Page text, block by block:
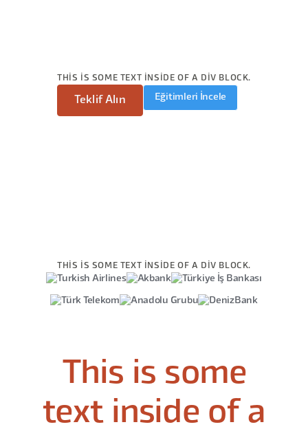
THIS IS SOME TEXT INSIDE OF A DIV BLOCK.
Teklif Alın Eğitimleri İncele
THIS IS SOME TEXT INSIDE OF A DIV BLOCK.
This is some
text inside of a